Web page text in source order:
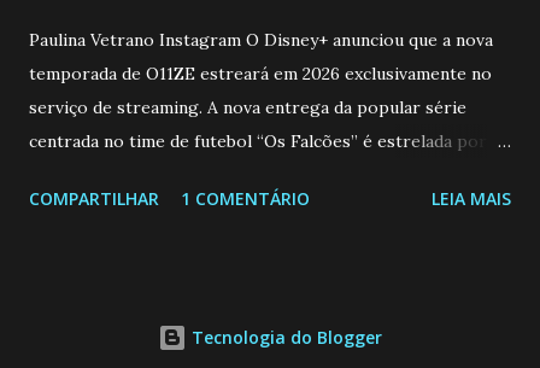
Paulina Vetrano Instagram O Disney+ anunciou que a nova
temporada de O11ZE estreará em 2026 exclusivamente no
serviço de streaming. A nova entrega da popular série
centrada no time de futebol “Os Falcões” é estrelada por
Brum (Dedé), que voltam a interpretar seus personagens
atleta Sergio “Kun” Agüero, além de outras figuras de
COMPARTILHAR 1 COMENTÁRIO LEIA MAIS
Tecnologia do Blogger